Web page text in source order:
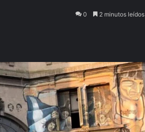
0 2 minutos leídos